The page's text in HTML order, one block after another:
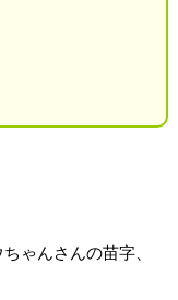
ゃんさんの苗字、